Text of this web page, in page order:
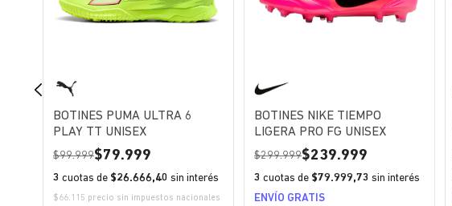
BOTINES PUMA ULTRA 6
PLAY TT UNISEX
99.999 79.999
3 cuotas de $26.666,40 sin interés
$66.115 precio sin impuestos nacionales
BOTINES NIKE TIEMPO
LIGERA PRO FG UNISEX
299.999 239.999
3 cuotas de $79.999,73 sin interés
ENVÍO GRATIS